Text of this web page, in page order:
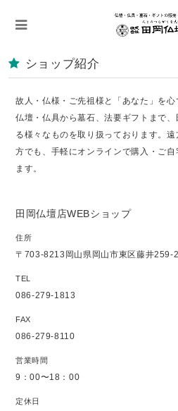
ショップ紹介
故人・仏様・ご先祖様と「あなた」を心
仏壇・仏具から墓石、法要ギフトまで
る様々なものを取り扱っております。
方でも、手軽にオンラインで購入・ご
ます。
田岡仏壇店WEBショップ
住所
〒703-8213岡山県岡山市東区藤井259-2
TEL
086-279-1813
FAX
086-279-8110
営業時間
9：00〜18：00
定休日